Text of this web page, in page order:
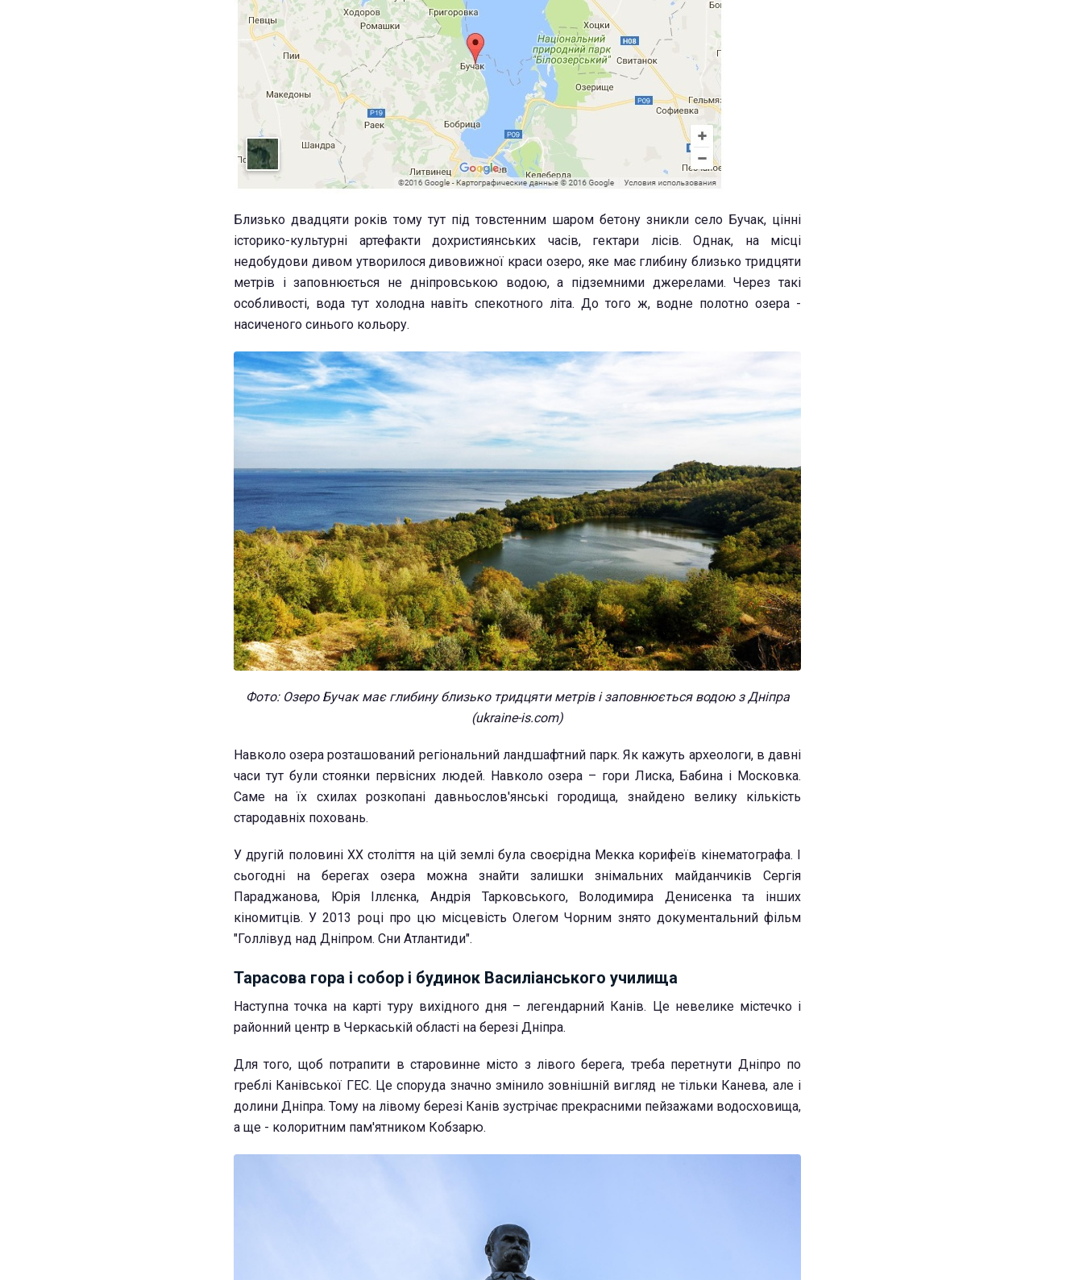
Близько двадцяти років тому тут під товстенним шаром бетону зникли село Бучак, цінні
історико-культурні артефакти дохристиянських часів, гектари лісів. Однак, на місці
недобудови дивом утворилося дивовижної краси озеро, яке має глибину близько тридцяти
метрів і заповнюється не дніпровською водою, а підземними джерелами. Через такі
особливості, вода тут холодна навіть спекотного літа. До того ж, водне полотно озера -
насиченого синього кольору.
Фото: Озеро Бучак має глибину близько тридцяти метрів і заповнюється водою з Дніпра
(ukraine-is.com)
Навколо озера розташований регіональний ландшафтний парк. Як кажуть археологи, в давні
часи тут були стоянки первісних людей. Навколо озера – гори Лиска, Бабина і Московка.
Саме на їх схилах розкопані давньослов'янські городища, знайдено велику кількість
стародавніх поховань.
У другій половині ХХ століття на цій землі була своєрідна Мекка корифеїв кінематографа. І
сьогодні на берегах озера можна знайти залишки знімальних майданчиків Сергія
Параджанова, Юрія Іллєнка, Андрія Тарковського, Володимира Денисенка та інших
кіномитців. У 2013 році про цю місцевість Олегом Чорним знято документальний фільм
"Голлівуд над Дніпром. Сни Атлантиди".
Тарасова гора і собор і будинок Василіанського училища
Наступна точка на карті туру вихідного дня – легендарний Канів. Це невелике містечко і
районний центр в Черкаській області на березі Дніпра.
Для того, щоб потрапити в старовинне місто з лівого берега, треба перетнути Дніпро по
греблі Канівської ГЕС. Це споруда значно змінило зовнішній вигляд не тільки Канева, але і
долини Дніпра. Тому на лівому березі Канів зустрічає прекрасними пейзажами водосховища,
а ще - колоритним пам'ятником Кобзарю.